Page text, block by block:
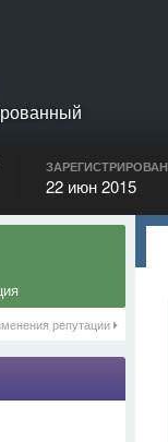
ЗАРЕГИСТРИРОВАН
22 июн 2015
репутации